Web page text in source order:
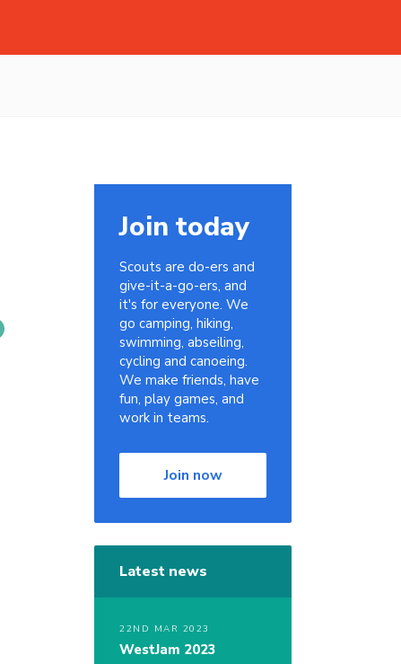
Join today
Scouts are do-ers and
give-it-a-go-ers, and
it's for everyone. We
go camping, hiking,
swimming, abseiling,
cycling and canoeing.
We make friends, have
fun, play games, and
work in teams.
Join now
Latest news
22ND MAR 2023
WestJam 2023